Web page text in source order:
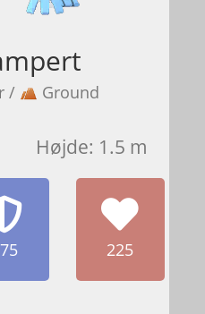
/ Ground
Højde: 1.5 m
225